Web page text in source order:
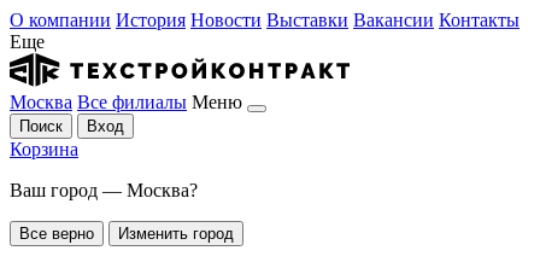
О компании История Новости Выставки Вакансии Контакты
Еще
Москва Все филиалы Меню
Поиск Вход
Корзина
Ваш город — Москва?
Все верно Изменить город